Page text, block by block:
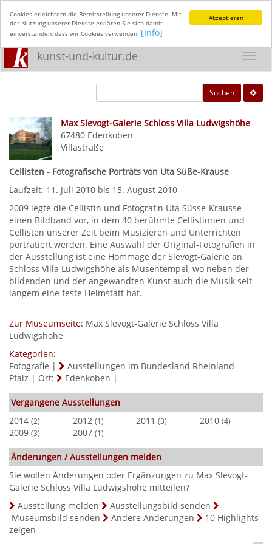
Akzeptieren
Cookies erleichtern die Bereitstellung unserer Dienste. Mit
der Nutzung unserer Dienste erklären Sie sich damit
einverstanden, dass wir Cookies verwenden. [Info]
kunst-und-kultur.de
Suchen
Max Slevogt-Galerie Schloss Villa Ludwigshöhe
67480 Edenkoben
Villastraße
Cellisten - Fotografische Porträts von Uta Süße-Krause
Laufzeit: 11. Juli 2010 bis 15. August 2010
2009 legte die Cellistin und Fotografin Uta Süsse-Krausse
einen Bildband vor, in dem 40 berühmte Cellistinnen und
Cellisten unserer Zeit beim Musizieren und Unterrichten
porträtiert werden. Eine Auswahl der Original-Fotografien in
der Ausstellung ist eine Hommage der Slevogt-Galerie an
Schloss Villa Ludwigshöhe als Musentempel, wo neben der
bildenden und der angewandten Kunst auch die Musik seit
langem eine feste Heimstatt hat.
Zur Museumseite: Max Slevogt-Galerie Schloss Villa
Ludwigshöhe
Kategorien:
Fotografie |
Ausstellungen im Bundesland Rheinland-
Pfalz | Ort: Edenkoben |
Vergangene Ausstellungen
2014 (2) 2012 (1) 2011 (3) 2010 (4)
2009 (3) 2007 (1)
Änderungen / Ausstellungen melden
Sie wollen Änderungen oder Ergänzungen zu Max Slevogt-
Galerie Schloss Villa Ludwigshöhe mitteilen?
Ausstellung melden
Ausstellungsbild senden
Museumsbild senden
Andere Änderungen
10 Highlights
zeigen